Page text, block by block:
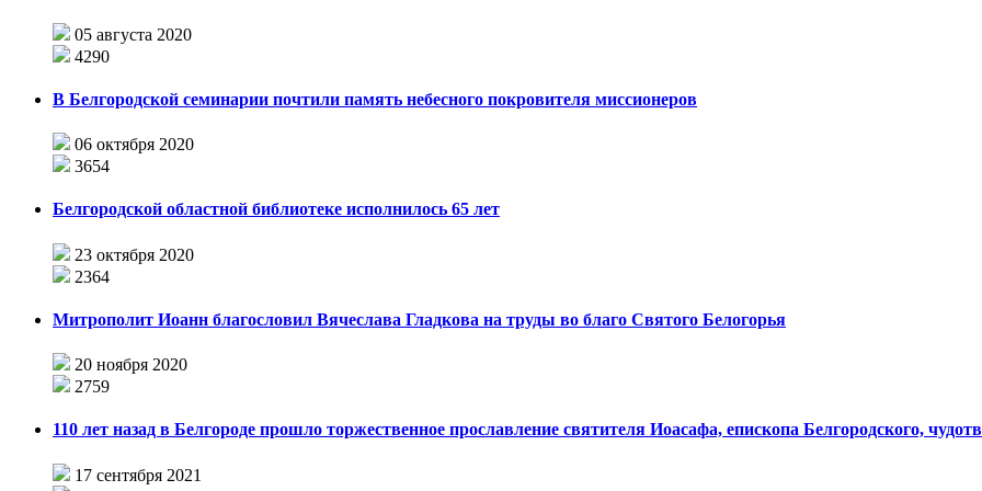
05 августа 2020
4290
В Белгородской семинарии почтили память небесного покровителя миссионеров
06 октября 2020
3654
Белгородской областной библиотеке исполнилось 65 лет
23 октября 2020
2364
Митрополит Иоанн благословил Вячеслава Гладкова на труды во благо Святого Белогорья
20 ноября 2020
2759
110 лет назад в Белгороде прошло торжественное прославление святителя Иоасафа, епископа Белгородского,
17 сентября 2021